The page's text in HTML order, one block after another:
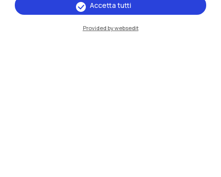
Sedi
Milano Leonardo
Accetta tutti
Provided by websedit